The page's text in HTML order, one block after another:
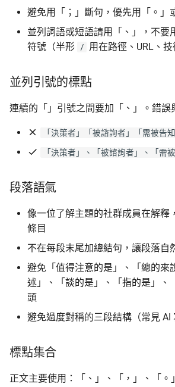
避免用「；」斷句，優先用「。」
並列詞語或短語請用「、」，不要
符號（半形 / 用在路徑、URL、技
並列引號的標點
連續的「」引號之間要加「、」。錯誤
「決策者」「被諮詢者」「需被告知
「決策者」、「被諮詢者」、「需被
段落語氣
像一位了解主題的社群成員在解釋
條目
不在每段末尾加總結句，讓段落自
避免「值得注意的是」、「總的來
述」、「談的是」、「指的是」、
頭
避免過度對稱的三段結構（常見 AI
標點集合
正文主要使用：「、」、「，」、「。